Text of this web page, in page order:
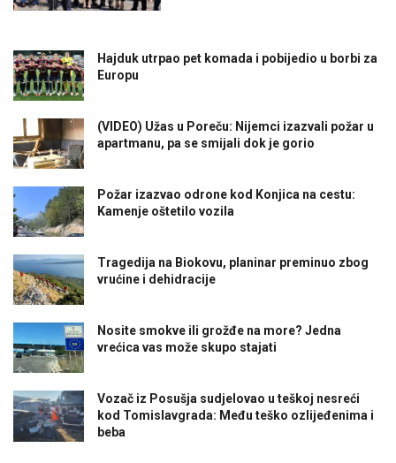
Hajduk utrpao pet komada i pobijedio u borbi za
Europu
(VIDEO) Užas u Poreču: Nijemci izazvali požar u
apartmanu, pa se smijali dok je gorio
Požar izazvao odrone kod Konjica na cestu:
Kamenje oštetilo vozila
Tragedija na Biokovu, planinar preminuo zbog
vrućine i dehidracije
Nosite smokve ili grožđe na more? Jedna
vrećica vas može skupo stajati
Vozač iz Posušja sudjelovao u teškoj nesreći
kod Tomislavgrada: Među teško ozlijeđenima i
beba